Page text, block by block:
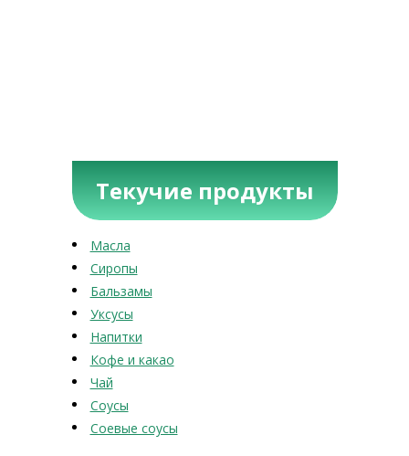
Текучие продукты
Масла
Сиропы
Бальзамы
Уксусы
Напитки
Кофе и какао
Чай
Соусы
Соевые соусы